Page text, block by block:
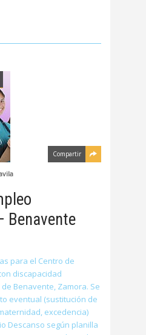
Compartir
Benavente
para el Centro de
discapacidad
de Benavente, Zamora. Se
eventual (sustitución de
excedencia)
Descanso según planilla